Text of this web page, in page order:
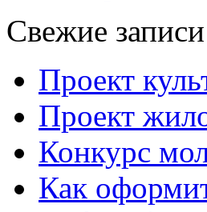
Свежие записи
Проект
Проект
Конкурс
Как